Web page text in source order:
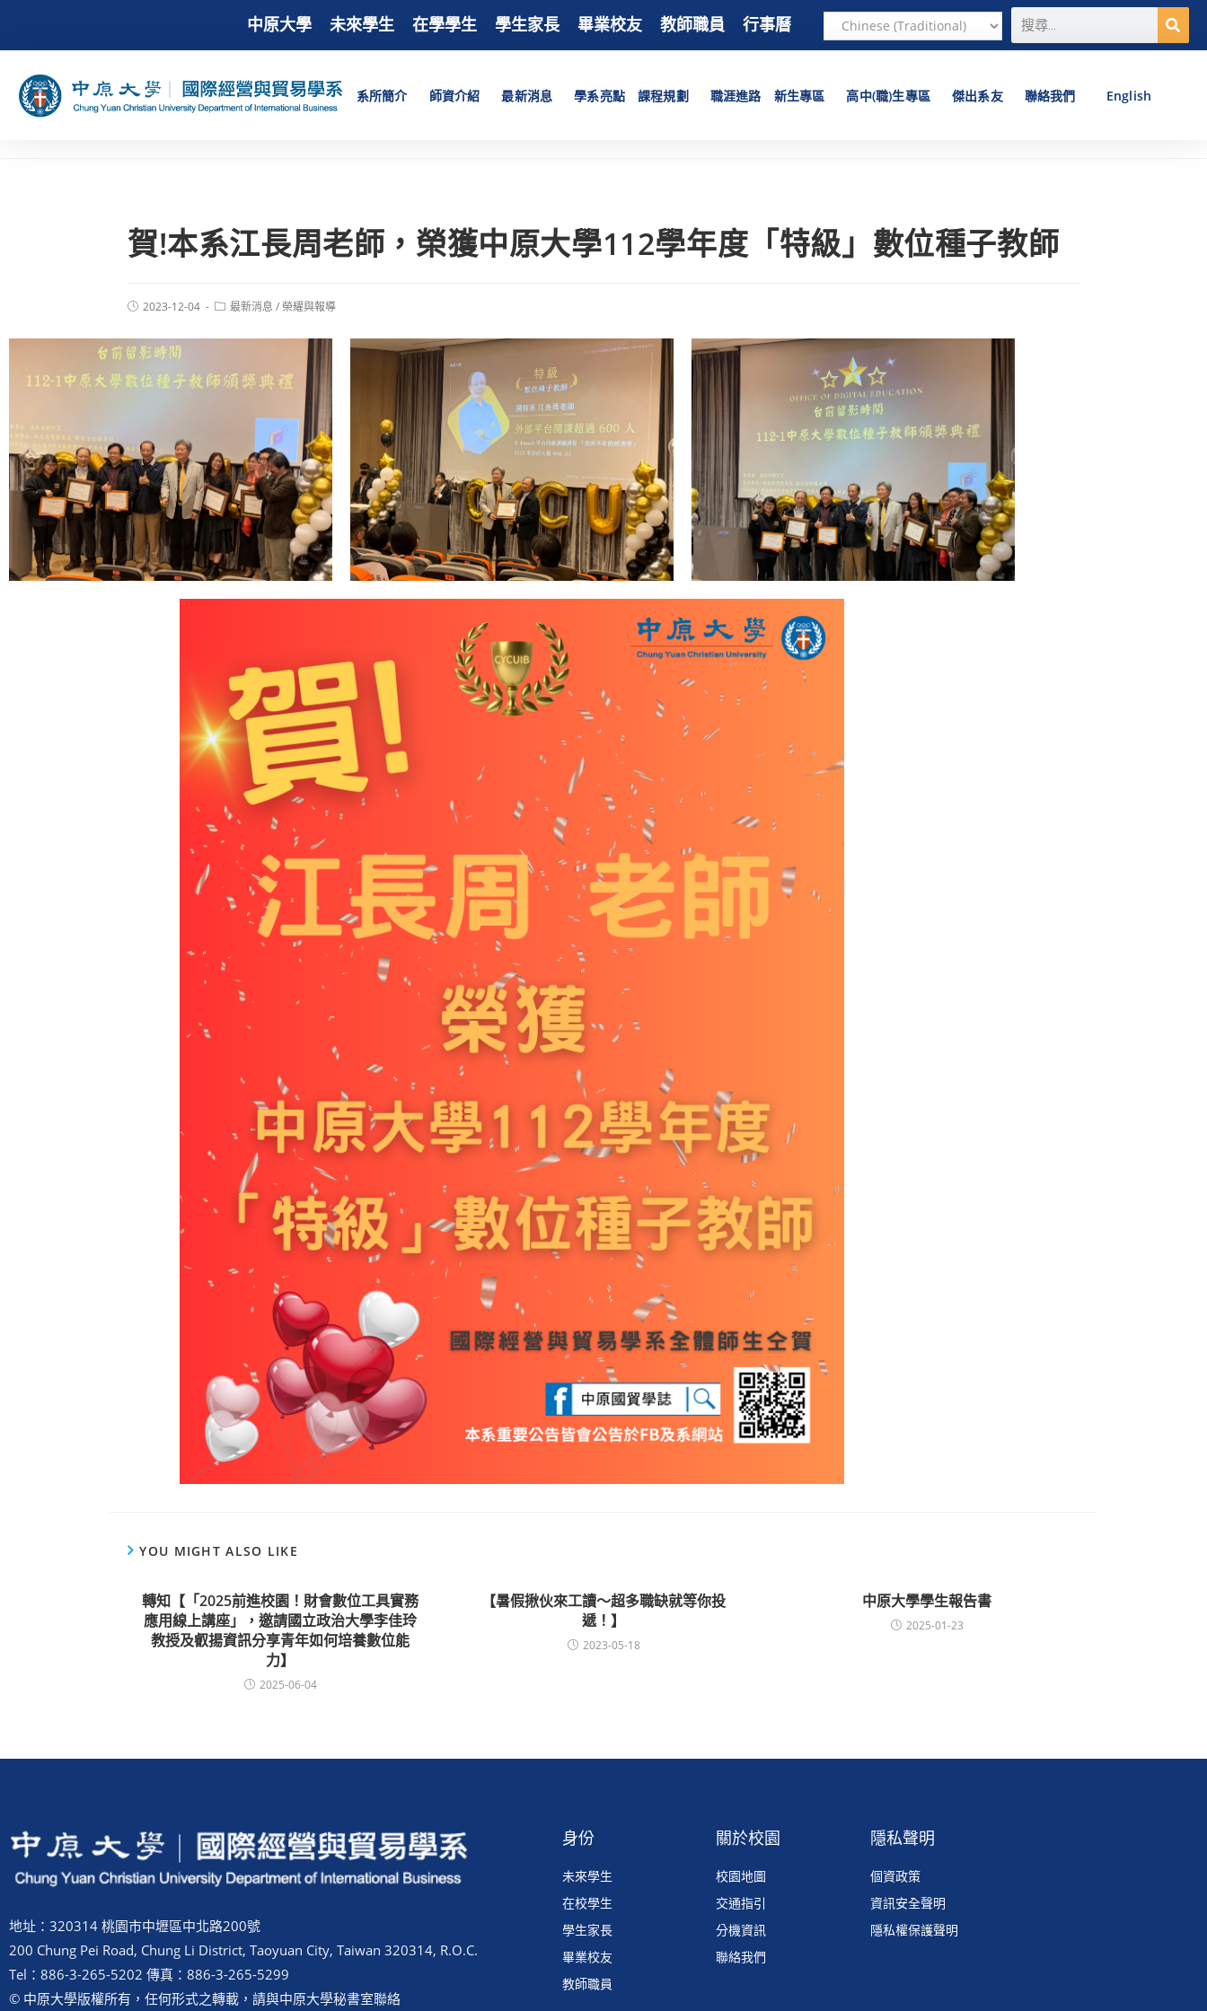
中原大學 未來學生 在學學生 學生家長 畢業校友 教師職員 行事曆
系所簡介 師資介紹 最新消息 學系亮點 課程規劃 職涯進路 新生專區 高中(職)生專區 傑出系友 聯絡我們 English
賀!本系江長周老師，榮獲中原大學112學年度「特級」數位種子教師
2023-12-04 最新消息 /榮耀與報導
YOU MIGHT ALSO LIKE
轉知【「2025前進校園！財會數位工具實務
應用線上講座」，邀請國立政治大學李佳玲
教授及叡揚資訊分享青年如何培養數位能
力】
2025-06-04
【暑假揪伙來工讀～超多職缺就等你投
遞！】
2023-05-18
中原大學學生報告書
2025-01-23
地址：320314 桃園市中壢區中北路200號
200 Chung Pei Road, Chung Li District, Taoyuan City, Taiwan 320314, R.O.C.
Tel：886-3-265-5202 傳真：886-3-265-5299
© 中原大學版權所有，任何形式之轉載，請與中原大學秘書室聯絡
身份
未來學生
在校學生
學生家長
畢業校友
教師職員
關於校園
校園地圖
交通指引
分機資訊
聯絡我們
隱私聲明
個資政策
資訊安全聲明
隱私權保護聲明